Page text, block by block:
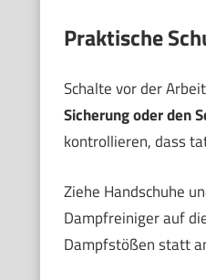
Praktische
Schalte vor der
Sicherung oder den
kontrollieren, dass
Ziehe Handschuhe
Dampfreiniger auf
Dampfstößen statt